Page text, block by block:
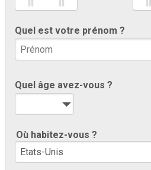
Quel est votre prénom ?
Quel âge avez-vous ?
Où habitez-vous ?